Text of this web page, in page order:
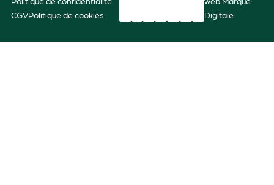
CGVPolitique de cookies
Digitale